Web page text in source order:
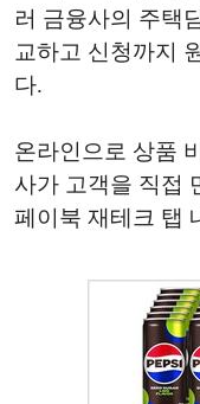
러 금융사의 주택
교하고 신청까지
다.
온라인으로 상품
사가 고객을 직접
페이북 재테크 탭